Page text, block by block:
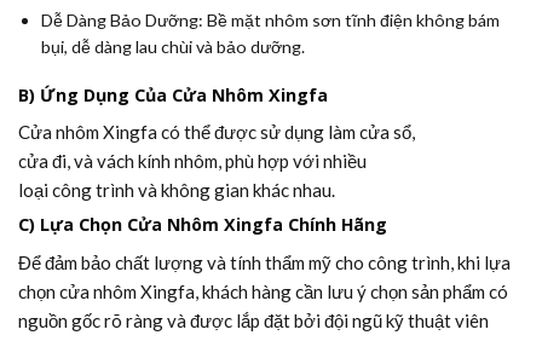
Dễ Dàng Bảo Dưỡng: Bề mặt nhôm sơn tĩnh điện không bám
bụi, dễ dàng lau chùi và bảo dưỡng.
B) Ứng Dụng Của Cửa Nhôm Xingfa
Cửa nhôm Xingfa có thể được sử dụng làm cửa sổ,
cửa đi, và vách kính nhôm, phù hợp với nhiều
loại công trình và không gian khác nhau.
C) Lựa Chọn Cửa Nhôm Xingfa Chính Hãng
Để đảm bảo chất lượng và tính thẩm mỹ cho công trình, khi lựa
chọn cửa nhôm Xingfa, khách hàng cần lưu ý chọn sản phẩm có
nguồn gốc rõ ràng và được lắp đặt bởi đội ngũ kỹ thuật viên